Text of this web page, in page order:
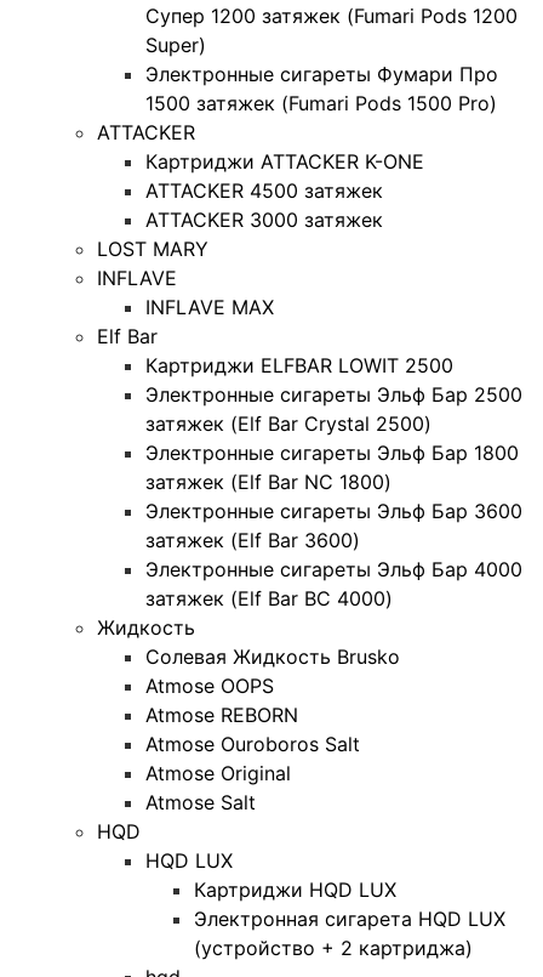
Супер 1200 затяжек (Fumari Pods 1200
Super)
Электронные сигареты Фумари Про
1500 затяжек (Fumari Pods 1500 Pro)
ATTACKER
Картриджи ATTACKER K-ONE
ATTACKER 4500 затяжек
ATTACKER 3000 затяжек
LOST MARY
INFLAVE
INFLAVE MAX
Elf Bar
Картриджи ELFBAR LOWIT 2500
Электронные сигареты Эльф Бар 2500
затяжек (Elf Bar Crystal 2500)
Электронные сигареты Эльф Бар 1800
затяжек (Elf Bar NC 1800)
Электронные сигареты Эльф Бар 3600
затяжек (Elf Bar 3600)
Электронные сигареты Эльф Бар 4000
затяжек (Elf Bar BC 4000)
Жидкость
Солевая Жидкость Brusko
Atmose OOPS
Atmose REBORN
Atmose Ouroboros Salt
Atmose Original
Atmose Salt
HQD
HQD LUX
Картриджи HQD LUX
Электронная сигарета HQD LUX
(устройство + 2 картриджа)